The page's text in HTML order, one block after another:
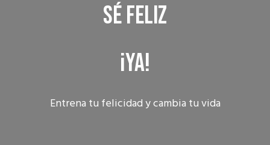
SÉ FELIZ
¡YA!
Entrena tu felicidad y cambia tu vida